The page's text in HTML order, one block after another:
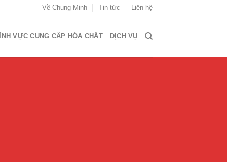
Về Chung Minh Tin tức Liên hệ
VỰC CUNG CẤP HÓA CHẤT DỊCH VỤ